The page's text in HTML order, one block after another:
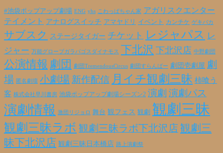
ブ
#池袋ポップアップ劇場 ENG yhs こわっぱちゃん家 アガリスクエンター
テイメント アナログスイッチ アマヤドリ イベント カンチケ ゲキバカ
サブスク ステージタイガー チケット レジャパス レ
ジャー
万能グローブガラパゴスダイナモス 下北沢 下北沢店 中野劇団
公演情報 劇団 劇団TremendousCircus 劇団すらんばー 劇団壱劇屋 劇
場 匿名劇壇 小劇場 新作配信 月イチ観劇三昧 柿喰う
客 株式会社早川書房 池袋ポップアップ劇場シーズン2 演劇 演劇パス
演劇情報 激団リジョロ 舞台 観フェス 観劇 観劇三昧
観劇三昧ラボ 観劇三昧ラボ下北沢店観劇三
昧下北沢店 観劇三昧日本橋店 路上演劇祭